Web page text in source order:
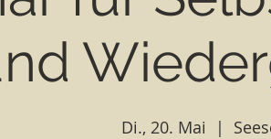
Di., 20. Mai
  |